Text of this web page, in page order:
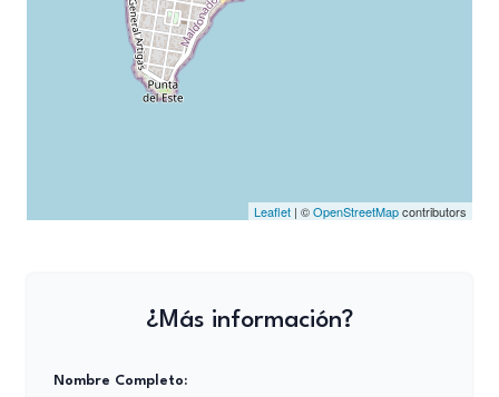
Leaflet | ©OpenStreetMapcontributors
¿Más información?
Nombre Completo: